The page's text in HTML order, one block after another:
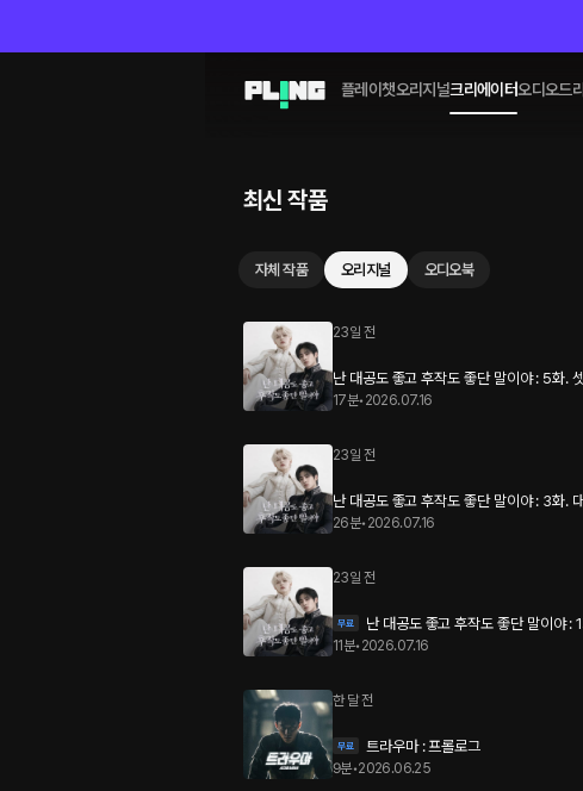
플레이챗오리지널크리에이터오디오드
최신 작품
자체 작품 오리지널 오디오북
23일 전
난 대공도 좋고 후작도 좋단 말이야 : 5화.
17분• 2026.07.16
23일 전
난 대공도 좋고 후작도 좋단 말이야 : 3화.
26분• 2026.07.16
23일 전
난 대공도 좋고 후작도 좋단 말이야 :
11분• 2026.07.16
한 달 전
트라우마 : 프롤로그
9분•2026.06.25